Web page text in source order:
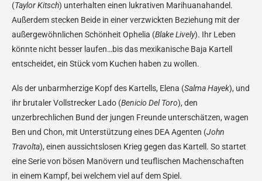
(Taylor Kitsch) unterhalten einen lukrativen Marihuanahandel.
Außerdem stecken Beide in einer verzwickten Beziehung mit der
außergewöhnlichen Schönheit Ophelia (Blake Lively). Ihr Leben
könnte nicht besser laufen…bis das mexikanische Baja Kartell
entscheidet, ein Stück vom Kuchen haben zu wollen.
Als der unbarmherzige Kopf des Kartells, Elena (Salma Hayek), und
ihr brutaler Vollstrecker Lado (Benicio Del Toro), den
unzerbrechlichen Bund der jungen Freunde unterschätzen, wagen
Ben und Chon, mit Unterstützung eines DEA Agenten (John
Travolta), einen aussichtslosen Krieg gegen das Kartell. So startet
eine Serie von bösen Manövern und teuflischen Machenschaften
in einem Kampf, bei welchem viel auf dem Spiel.